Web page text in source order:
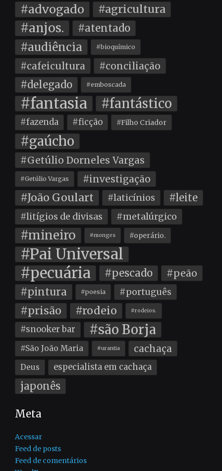
#advogado #agricultura
#anjos. #atentado
#audiência #bioquímico
#cafeicultura #conciliação
#delegado #emboscada
#fantasia #fantástico
#fazenda #ficção #Filho Criador
#gaúcho
#Getúlio Dorneles Vargas
#Getúlio Vargas #investigação
#João Goulart #laticínios #leite
#litígios de divisas #metalúrgico
#mineiro #monges #operário.
#Pai Universal
#pecuária
#pescado #peão
#pintura #poesia #português
#prisão #rodeio #rodeios.
#snooker bar #são Borja
#São João Maria #urantia cachaça
Deus especialista em cachaça
japonês
Meta
Acessar
Feed de posts
Feed de comentários